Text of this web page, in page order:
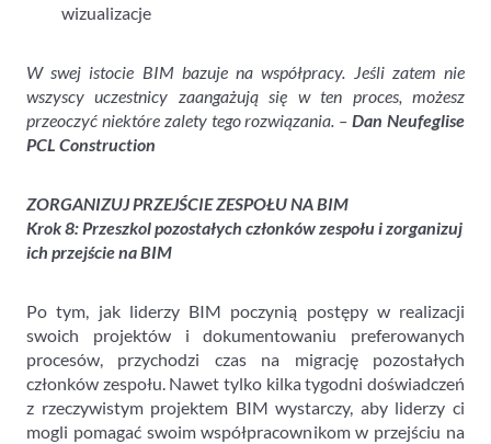
wizualizacje
W swej istocie BIM bazuje na współpracy. Jeśli zatem nie
wszyscy uczestnicy zaangażują się w ten proces, możesz
przeoczyć niektóre zalety tego rozwiązania. –Dan Neufeglise
PCL Construction
ZORGANIZUJ PRZEJŚCIE ZESPOŁU NA BIM
Krok 8: Przeszkol pozostałych członków zespołu i zorganizuj
ich przejście na BIM
Po tym, jak liderzy BIM poczynią postępy w realizacji
swoich projektów i dokumentowaniu preferowanych
procesów, przychodzi czas na migrację pozostałych
członków zespołu. Nawet tylko kilka tygodni doświadczeń
z rzeczywistym projektem BIM wystarczy, aby liderzy ci
mogli pomagać swoim współpracownikom w przejściu na